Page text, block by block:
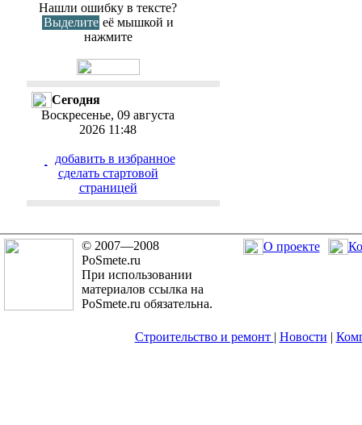
Нашли ошибку в тексте?
Выделите её мышкой и
нажмите
Сегодня
Воскресенье, 09 августа
2026 11:48
добавить в избранное
cделать стартовой
страницей
© 2007—2008
PoSmete.ru
При использовании
материалов ссылка на
PoSmete.ru обязательна.
О проекте
Строительство и ремонт | Новости |